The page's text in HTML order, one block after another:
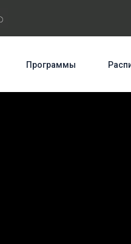
Программы